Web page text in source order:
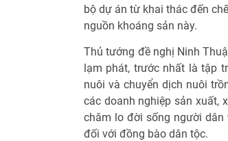
bộ dự án từ khai thác đến
nguồn khoáng sản này.
Thủ tướng đề nghị Ninh
lạm phát, trước nhất là tập
nuôi và chuyển dịch nuôi
các doanh nghiệp sản xuất,
chăm lo đời sống người
đối với đồng bào dân tộc.